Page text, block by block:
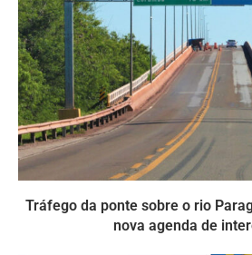
Tráfego da ponte sobre o rio
nova agenda de